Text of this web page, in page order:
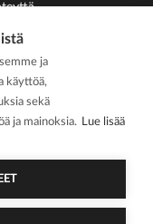
Hammaslääkäriliitto
ja
käyttöä,
sekä
ja mainoksia. Lue lisää